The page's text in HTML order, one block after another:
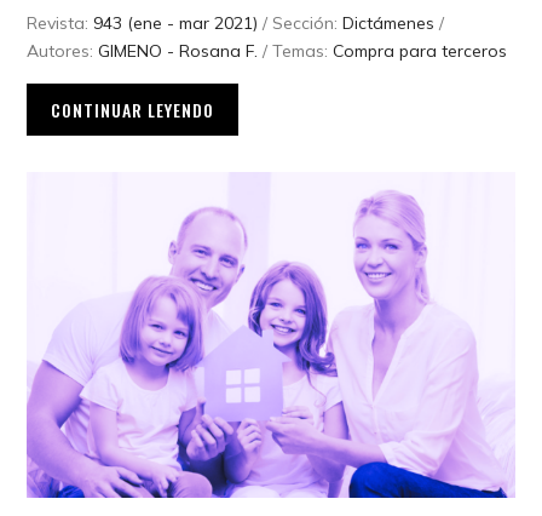
Revista: 943 (ene - mar 2021) / Sección:Dictámenes /
Autores:GIMENO - Rosana F. / Temas:Compra para terceros
CONTINUAR LEYENDO